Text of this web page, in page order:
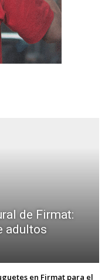
de Firmat:
adultos
en Firmat para el